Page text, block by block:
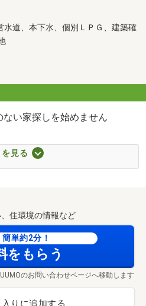
道、本下水、個別ＬＰＧ、建築確
ない家探しを始めません
家のご紹介を致しますので、
面倒とサヨナラしましょう！
て安心♪
見る
住環境の情報など
単約2分！
をもらう
のお問い合わせページへ移動します
りに追加する